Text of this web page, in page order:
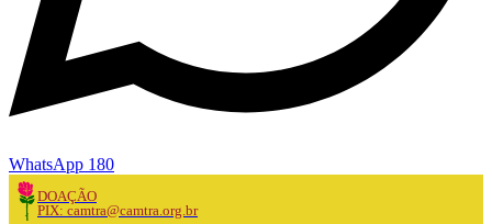
WhatsApp 180
DOAÇÃO
PIX: camtra@camtra.org.br